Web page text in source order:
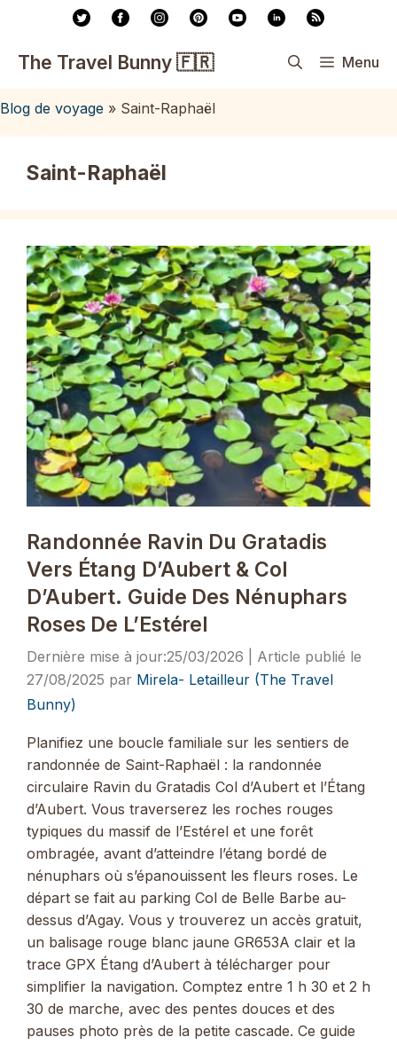
contenu
The Travel Bunny 🇫🇷 Menu
Blog de voyage » Saint-Raphaël
Saint-Raphaël
Randonnée Ravin Du Gratadis
Vers Étang D’Aubert & Col
D’Aubert. Guide Des Nénuphars
Roses De L’Estérel
25/03/2026
27/08/2025 par Mirela- Letailleur (The Travel
Bunny)
Planifiez une boucle familiale sur les sentiers de
randonnée de Saint-Raphaël : la randonnée
circulaire Ravin du Gratadis Col d’Aubert et l’Étang
d’Aubert. Vous traverserez les roches rouges
typiques du massif de l’Estérel et une forêt
ombragée, avant d’atteindre l’étang bordé de
nénuphars où s’épanouissent les fleurs roses. Le
départ se fait au parking Col de Belle Barbe au-
dessus d’Agay. Vous y trouverez un accès gratuit,
un balisage rouge blanc jaune GR653A clair et la
trace GPX Étang d’Aubert à télécharger pour
simplifier la navigation. Comptez entre 1 h 30 et 2 h
30 de marche, avec des pentes douces et des
pauses photo près de la petite cascade. Ce guide